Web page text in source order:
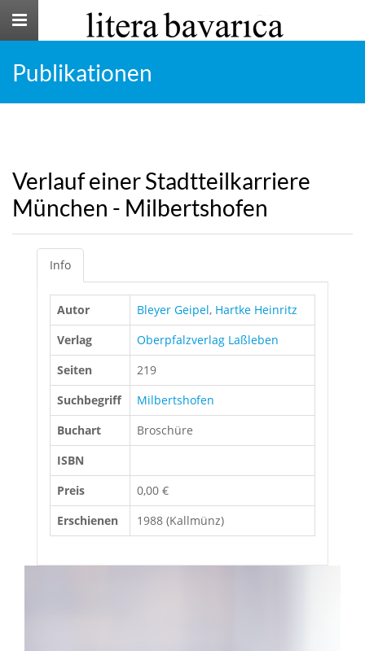
Toggle
Publikationen
Verlauf einer Stadtteilkarriere
München - Milbertshofen
Info
Autor Bleyer Geipel, Hartke Heinritz
Verlag
Oberpfalzverlag Laßleben
Seiten
219
Suchbegriff
Milbertshofen
Buchart
Broschüre
ISBN
Preis
0,00 €
Erschienen
1988 (Kallmünz)